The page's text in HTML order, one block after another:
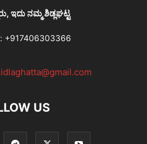
ಇದು ನಮ್ಮ ಶಿಡ್ಲಘಟ್ಟ
+917406303366
US